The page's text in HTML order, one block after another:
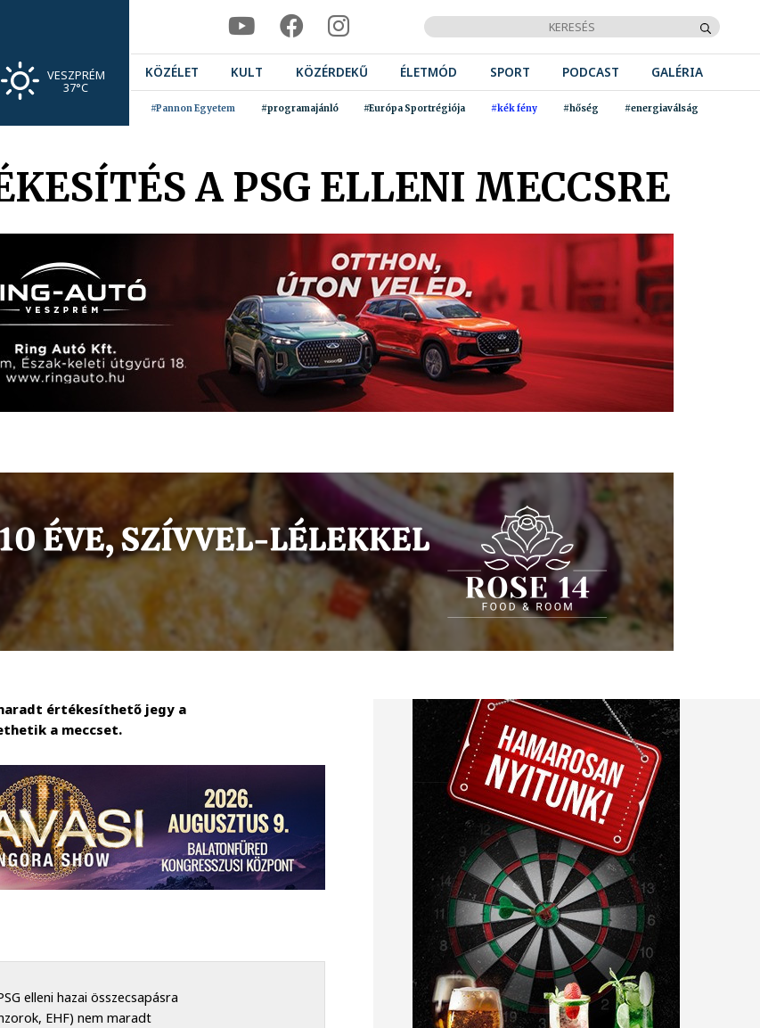
VESZPRÉM
37°C
KÖZÉLET KULT KÖZÉRDEKŰ ÉLETMÓD SPORT PODCAST GALÉRIA
#Pannon Egyetem #programajánló #Európa Sportrégiója #kék fény #hőség #energiaválság
A PSG ELLENI MECCSRE
értékesíthető jegy a
a meccset.
elleni hazai összecsapásra
EHF) nem maradt